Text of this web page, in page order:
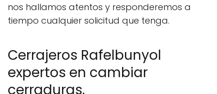
nos hallamos atentos y responderemos a
tiempo cualquier solicitud que tenga.
Cerrajeros Rafelbunyol
expertos en cambiar
cerraduras.